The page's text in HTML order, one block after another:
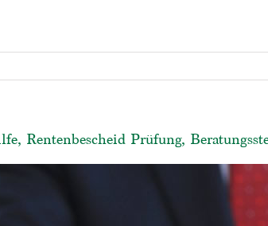
Rentenbescheid Prüfung,